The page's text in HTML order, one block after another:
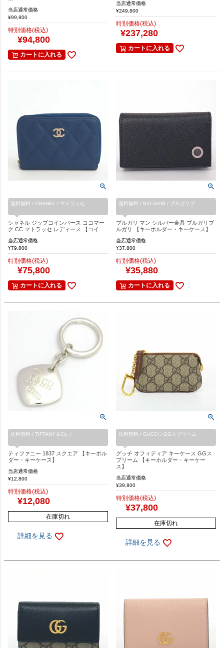
当店通常価格
¥99,800
特別価格(税込)
¥94,800
カートに入れる
当店通常価格
¥249,800
特別価格(税込)
¥237,280
カートに入れる
送料無料 / CHANEL / マトラッセ
シャネル ジップコインパース ココマー
ク CC マトラッセ レディース 【コイ …
当店通常価格
¥79,800
特別価格(税込)
¥75,800
カートに入れる
送料無料 / BVLGARI / ブルガリブ …
ブルガリ マン シルバー金具 ブルガリブ
ルガリ 【キーホルダー・キーケース】
当店通常価格
¥37,800
特別価格(税込)
¥35,880
カートに入れる
送料無料 / TIFFANY＆Co. /
ティファニー 1837 スクエア 【キーホル
ダー・キーケース】
当店通常価格
¥12,800
特別価格(税込)
¥12,080
在庫切れ
詳細を見る
送料無料 / GUCCI / GGスプリーム
グッチ オフィディア キーケース GGス
プリーム 【キーホルダー・キーケー
ス】
当店通常価格
¥39,800
特別価格(税込)
¥37,800
在庫切れ
詳細を見る